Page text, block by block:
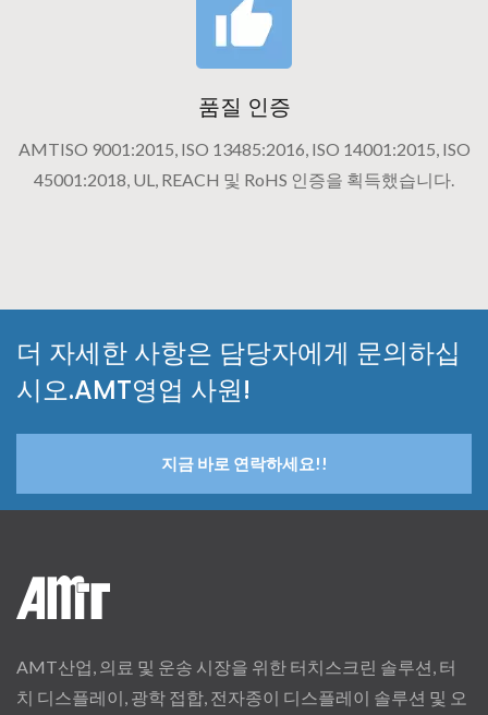
품질 인증
AMTISO 9001:2015, ISO 13485:2016, ISO 14001:2015, ISO
45001:2018, UL, REACH 및 RoHS 인증을 획득했습니다.
더 자세한 사항은 담당자에게 문의하십
시오.AMT영업 사원!
지금 바로 연락하세요!!
AMT산업, 의료 및 운송 시장을 위한 터치스크린 솔루션, 터
치 디스플레이, 광학 접합, 전자종이 디스플레이 솔루션 및 오